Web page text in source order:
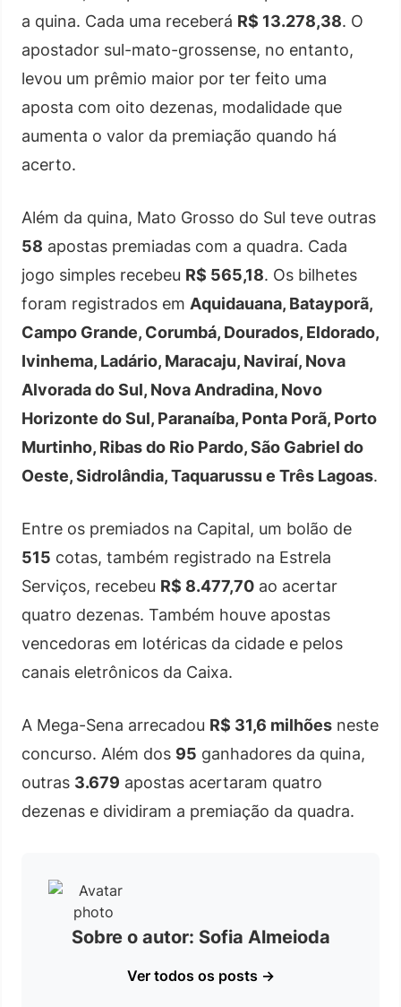
a quina. Cada uma receberá R$ 13.278,38. O
apostador sul-mato-grossense, no entanto,
levou um prêmio maior por ter feito uma
aposta com oito dezenas, modalidade que
aumenta o valor da premiação quando há
acerto.
Além da quina, Mato Grosso do Sul teve outras
58 apostas premiadas com a quadra. Cada
jogo simples recebeu R$ 565,18. Os bilhetes
foram registrados em Aquidauana, Batayporã,
Campo Grande, Corumbá, Dourados, Eldorado,
Ivinhema, Ladário, Maracaju, Naviraí, Nova
Alvorada do Sul, Nova Andradina, Novo
Horizonte do Sul, Paranaíba, Ponta Porã, Porto
Murtinho, Ribas do Rio Pardo, São Gabriel do
Oeste, Sidrolândia, Taquarussu e Três Lagoas.
Entre os premiados na Capital, um bolão de
515 cotas, também registrado na Estrela
Serviços, recebeu R$ 8.477,70 ao acertar
quatro dezenas. Também houve apostas
vencedoras em lotéricas da cidade e pelos
canais eletrônicos da Caixa.
A Mega-Sena arrecadou R$ 31,6 milhões neste
concurso. Além dos 95 ganhadores da quina,
outras 3.679 apostas acertaram quatro
dezenas e dividiram a premiação da quadra.
Sobre o autor: Sofia Almeioda
Ver todos os posts →